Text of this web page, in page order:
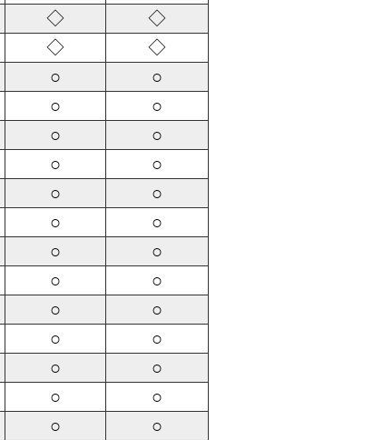
◇ ◇
◇ ◇
○ ○
○ ○
○ ○
○ ○
○ ○
○ ○
○ ○
○ ○
○ ○
○ ○
○ ○
○ ○
○ ○